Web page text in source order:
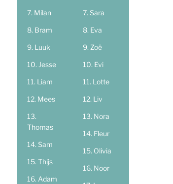
Milan
Bram
Luuk
Jesse
Liam
Mees
Thomas
Sam
Thijs
Adam
Sara
Eva
Zoë
Evi
Lotte
Liv
Nora
Fleur
Olivia
Noor